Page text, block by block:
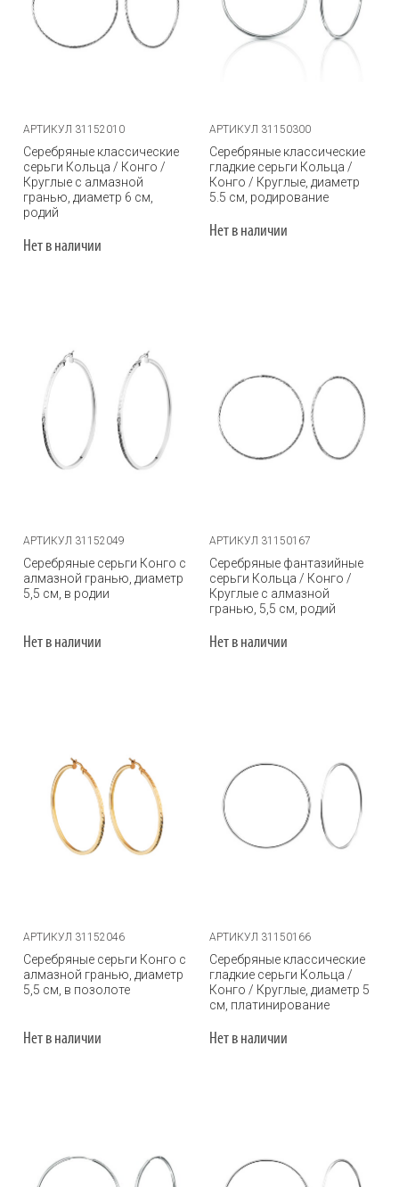
АРТИКУЛ 31152010
Серебряные классические
серьги Кольца / Конго /
Круглые с алмазной
гранью, диаметр 6 см,
родий
Нет в наличии
АРТИКУЛ 31150300
Серебряные классические
гладкие серьги Кольца /
Конго / Круглые, диаметр
5.5 см, родирование
Нет в наличии
АРТИКУЛ 31152049
Серебряные серьги Конго с
алмазной гранью, диаметр
5,5 см, в родии
Нет в наличии
АРТИКУЛ 31150167
Серебряные фантазийные
серьги Кольца / Конго /
Круглые с алмазной
гранью, 5,5 см, родий
Нет в наличии
АРТИКУЛ 31152046
Серебряные серьги Конго с
алмазной гранью, диаметр
5,5 см, в позолоте
Нет в наличии
АРТИКУЛ 31150166
Серебряные классические
гладкие серьги Кольца /
Конго / Круглые, диаметр 5
см, платинирование
Нет в наличии